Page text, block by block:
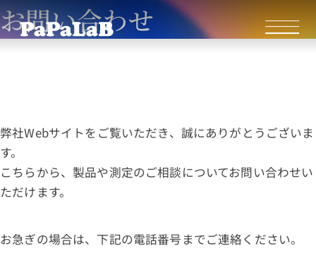
お問い合わせ
弊社Webサイトをご覧いただき、誠にありがとうございま
す。
こちらから、製品や測定のご相談についてお問い合わせい
ただけます。
お急ぎの場合は、下記の電話番号までご連絡ください。